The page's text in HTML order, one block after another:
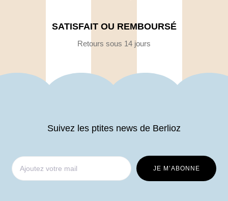
SATISFAIT OU REMBOURSÉ
Retours sous 14 jours
Suivez les ptites news de Berlioz